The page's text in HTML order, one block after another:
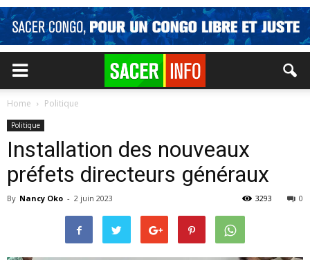
Home Politique
Politique
Installation des nouveaux
préfets directeurs généraux
By Nancy Oko - 2 juin 2023 0
3293